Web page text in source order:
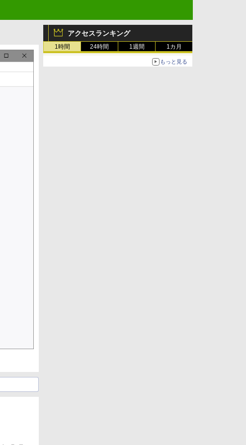
アクセスランキング
1時間 24時間 1週間 1カ月
もっと見る